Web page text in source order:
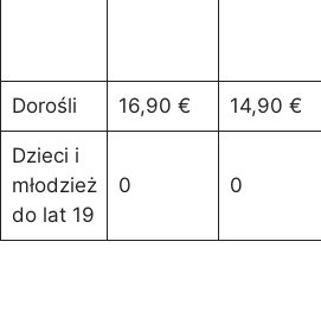
Dorośli 16,90 € 14,90 €
Dzieci i
młodzież
do lat 19
0 0